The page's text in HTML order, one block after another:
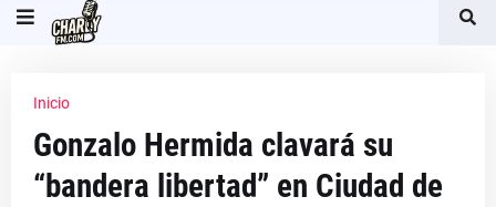
Inicio
Gonzalo Hermida clavará su
“bandera libertad” en Ciudad de